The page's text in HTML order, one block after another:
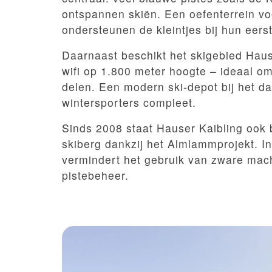
ontspannen skiën. Een oefenterrein
ondersteunen de kleintjes bij hun
Daarnaast beschikt het skigebied
wifi op 1.800 meter hoogte – ideaal
delen. Een modern ski-depot bij het
wintersporters compleet.
Sinds 2008 staat Hauser Kaibling
skiberg dankzij het Almlammprojekt.
vermindert het gebruik van zware
pistebeheer.